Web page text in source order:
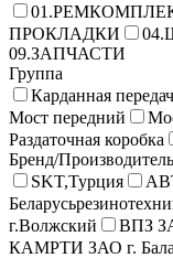
ПРОКЛАДКИ
09.ЗАПЧАСТИ
Группа
Карданная
Мост передний
Раздаточная коробка
Бренд/Производитель
SKT,Турция
г.Волжский
ВПЗ
КАМРТИ ЗАО г.